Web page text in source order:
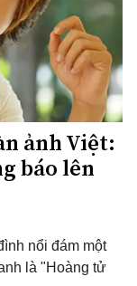
ảnh Việt:
báo lên
nổi đám một
là "Hoàng tử